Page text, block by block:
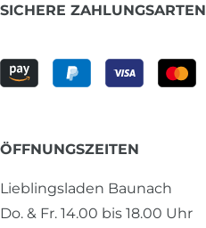
SICHERE ZAHLUNGSARTEN
ÖFFNUNGSZEITEN
Lieblingsladen Baunach
Do. & Fr. 14.00 bis 18.00 Uhr